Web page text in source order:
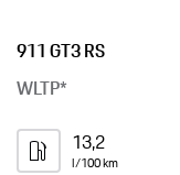
911 GT3 RS
WLTP*
13,2
l/100 km